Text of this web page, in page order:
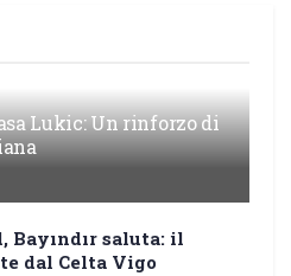
Lukic: Un rinforzo di
Bayındır saluta: il
dal Celta Vigo